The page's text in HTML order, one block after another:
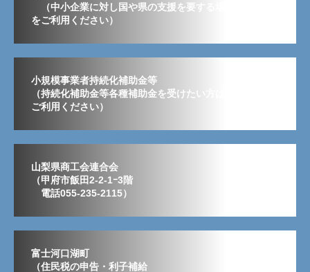
（中小企業に対し国や県の支援を要する場合はこちら
をご利用ください）
小規模事業者持続化補助金等
（持続化補助金等各種補助金を受けたい方はこちらから
ご利用ください）
山梨県商工会連合会
（甲府市飯田2-2-1ｰ3階
電話055-235-2115）
富士河口湖町
（住民税の申告・利子補給